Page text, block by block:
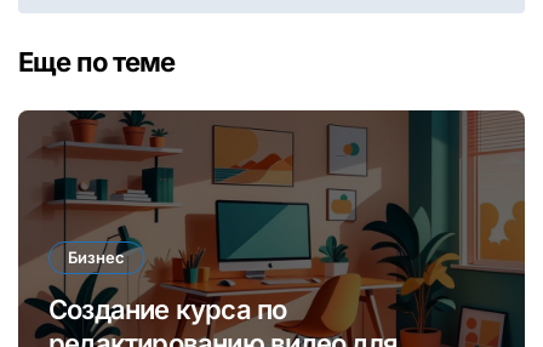
Еще по теме
Бизнес
Создание курса по